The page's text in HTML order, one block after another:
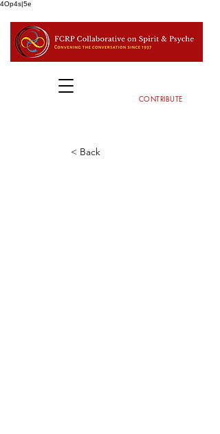
4Op4s|5e
CONTRIBUTE
< Back